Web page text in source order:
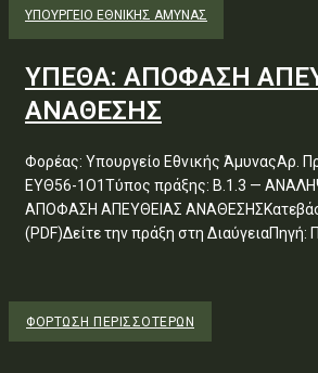
ΥΠΟΥΡΓΕΊΟ ΕΘΝΙΚΉΣ ΆΜΥΝΑΣ
ΥΠΕΘΑ: ΑΠΟΦΑΣΗ
ΑΝΑΘΕΣΗΣ
Φορέας: Υπουργείο Εθνικής ΆμυναςΑρ.
ΕΥΘ56-1Ο1Τύπος πράξης: Β.1.3 —
ΑΠΟΦΑΣΗ ΑΠΕΥΘΕΙΑΣ
(PDF)Δείτε την πράξη στη ΔιαύγειαΠηγή:
ΦΌΡΤΩΣΗ ΠΕΡΙΣΣΟΤΈΡΩΝ